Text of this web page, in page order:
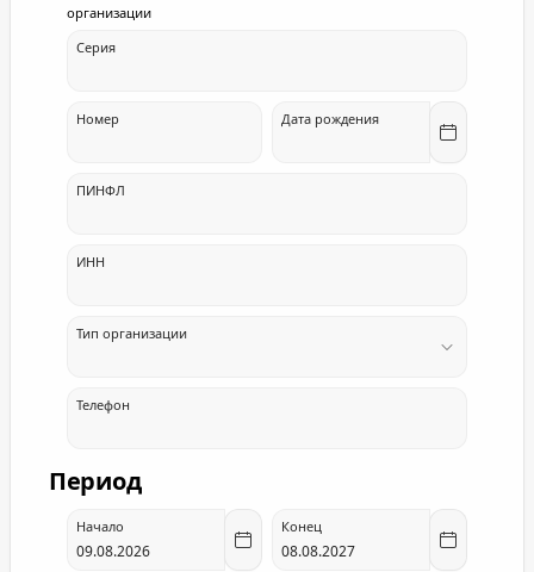
организации
Серия
Номер Дата рождения
ПИНФЛ
ИНН
Тип организации
Телефон
Период
Начало Конец